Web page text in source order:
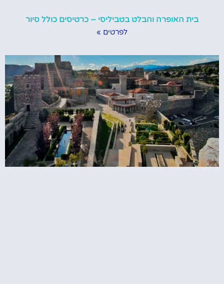
בית האופרה והבלט בטביליסי – כרטיסים כולל סיור
לפרטים »